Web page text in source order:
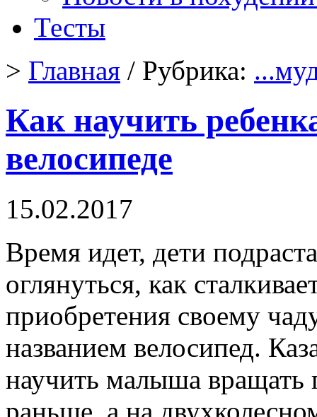
Тесты
> Главная / Рубрика:
Как научить
велосипеде
15.02.2017
Время идет, дети
оглянуться, как
приобретения своему
названием велосипед.
научить малыша вращать
раньше, а на